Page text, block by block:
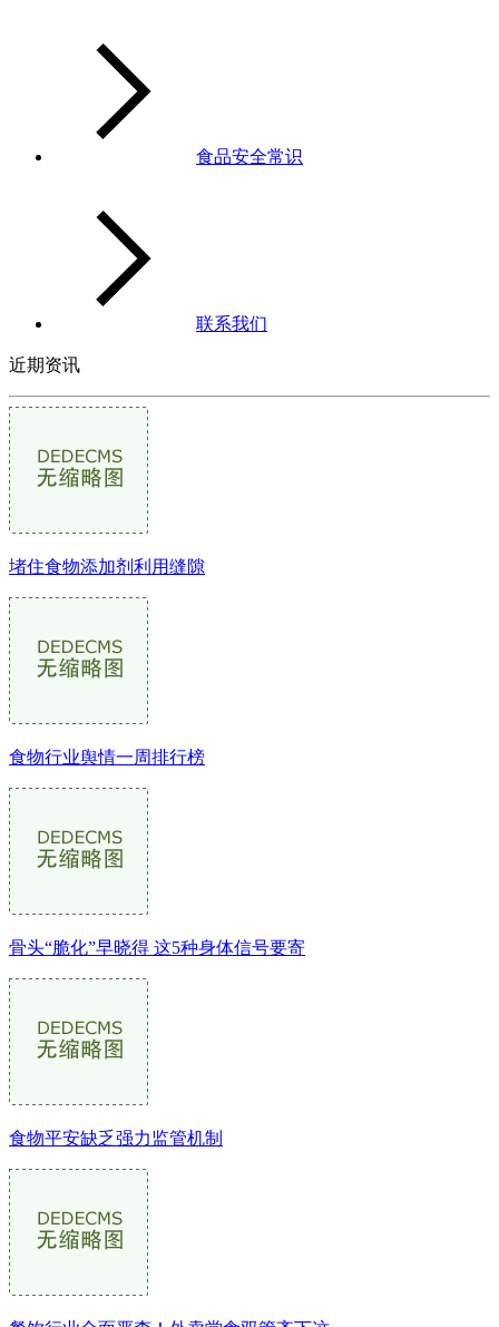
食品安全常识
联系我们
近期资讯
堵住食物添加剂利用缝隙
食物行业舆情一周排行榜
骨头“脆化”早晓得 这5种身体信号要寄
食物平安缺乏强力监管机制